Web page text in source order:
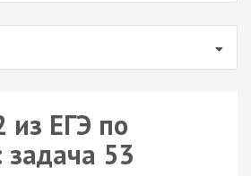
из ЕГЭ по
задача 53